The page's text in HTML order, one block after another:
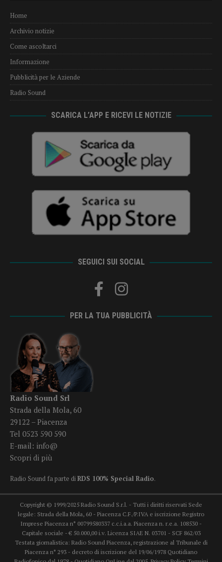
Home
Archivio notizie
Come ascoltarci
Informazione
Pubblicità per le Aziende
Radio Sound
SCARICA L’APP E RICEVI LE NOTIZIE
SEGUICI SUI SOCIAL
PER LA TUA PUBBLICITÀ
Radio Sound Srl
Strada della Mola, 60
29122 – Piacenza
Tel 0523 590 590
E-mail: info@
Scopri di più
Radio Sound fa parte diRDS 100% Special Radio.
Copyright © 1999/2025 Radio Sound S.r.l. - Tutti i diritti riservati Sede
legale: Strada della Mola, 60 - Piacenza C.F./P.IVA e iscrizione Registro
Imprese Piacenza n° 00799580337 c.c.i.a.a. Piacenza n. r.e.a. 108530 -
Capitale sociale - € 50.000,00 i.v. Licenza SIAE N. 03701 - SCF 862/03
Testata giornalistica: Radio Sound Piacenza, registrazione al Tribunale di
Piacenza n° 293 - decreto di iscrizione del 19/06/1978 Quotidiano